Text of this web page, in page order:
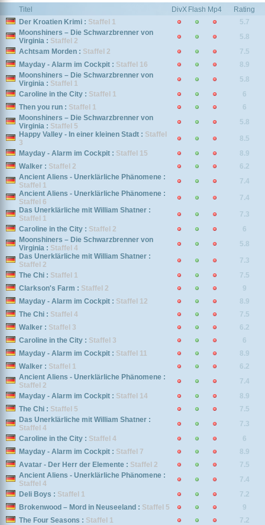
Titel DivX Flash Mp4
Rating
Der Kroatien Krimi : Staffel 1
5.7
Moonshiners – Die Schwarzbrenner von
Virginia : Staffel 2
5.8
Achtsam Morden : Staffel 2
7.5
Mayday - Alarm im Cockpit : Staffel 16
8.9
Moonshiners – Die Schwarzbrenner von
Virginia : Staffel 1
5.8
Caroline in the City : Staffel 1
6
Then you run : Staffel 1
6
Moonshiners – Die Schwarzbrenner von
Virginia : Staffel 5
5.8
Happy Valley - In einer kleinen Stadt : Staffel
3
8.5
Mayday - Alarm im Cockpit : Staffel 15
8.9
Walker : Staffel 2
6.2
Ancient Aliens - Unerklärliche Phänomene :
Staffel 1
7.4
Ancient Aliens - Unerklärliche Phänomene :
Staffel 6
7.4
Das Unerklärliche mit William Shatner :
Staffel 1
7.3
Caroline in the City : Staffel 2
6
Moonshiners – Die Schwarzbrenner von
Virginia : Staffel 4
5.8
Das Unerklärliche mit William Shatner :
Staffel 2
7.3
The Chi : Staffel 1
7.5
Clarkson's Farm : Staffel 2
9
Mayday - Alarm im Cockpit : Staffel 12
8.9
The Chi : Staffel 4
7.5
Walker : Staffel 3
6.2
Caroline in the City : Staffel 3
6
Mayday - Alarm im Cockpit : Staffel 11
8.9
Walker : Staffel 1
6.2
Ancient Aliens - Unerklärliche Phänomene :
Staffel 2
7.4
Mayday - Alarm im Cockpit : Staffel 14
8.9
The Chi : Staffel 5
7.5
Das Unerklärliche mit William Shatner :
Staffel 4
7.3
Caroline in the City : Staffel 4
6
Mayday - Alarm im Cockpit : Staffel 7
8.9
Avatar - Der Herr der Elemente : Staffel 2
7.5
Ancient Aliens - Unerklärliche Phänomene :
Staffel 4
7.4
Deli Boys : Staffel 1
7.2
Brokenwood – Mord in Neuseeland : Staffel 5
9
The Four Seasons : Staffel 1
7.2